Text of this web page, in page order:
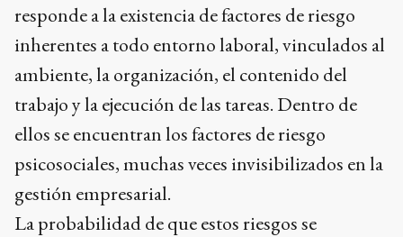
responde a la existencia de factores de riesgo
inherentes a todo entorno laboral, vinculados al
ambiente, la organización, el contenido del
trabajo y la ejecución de las tareas. Dentro de
ellos se encuentran los factores de riesgo
psicosociales, muchas veces invisibilizados en la
gestión empresarial.
La probabilidad de que estos riesgos se